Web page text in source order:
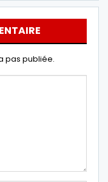
pas publiée.